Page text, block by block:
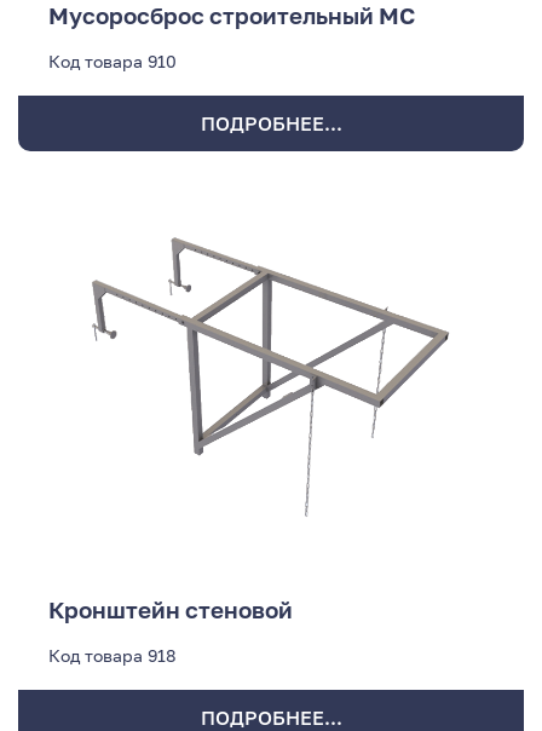
Мусоросброс строительный МС
Код товара 910
ПОДРОБНЕЕ...
Кронштейн стеновой
Код товара 918
ПОДРОБНЕЕ...